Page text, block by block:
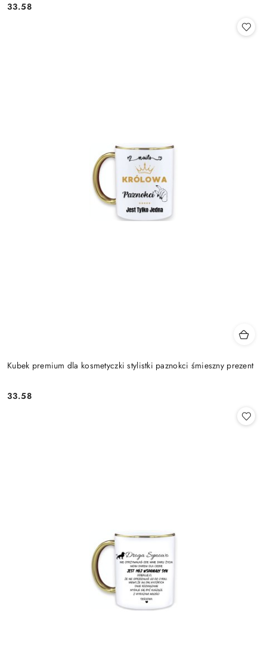
Cena:
33.58
Kubek premium dla kosmetyczki stylistki paznokci śmieszny prezent
Cena:
33.58